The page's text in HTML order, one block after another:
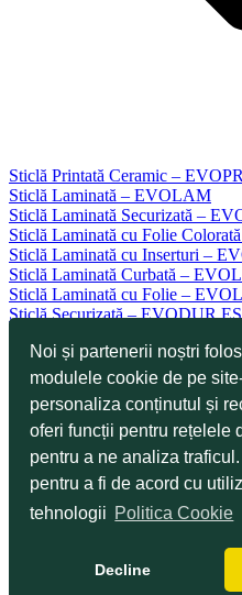
Noi și partenerii noștri
modulele cookie de pe
personaliza conținutul și
oferi funcții pentru rețelele
pentru a ne analiza
pentru a fi de acord cu
tehnologii Politica Cookie
Decline
Sticlă Printată Ceramic –
Sticlă Laminată – EVOLAM
Sticlă Laminată Securizată –
Sticlă Laminată cu Folie
Sticlă Laminată cu Inserturi –
Sticlă Laminată Curbată –
Sticlă Laminată cu Folie –
Sticlă Securizată – EVODUR
Sticlă Emailată Ceramic –
Sticlă Serigrafiată Ceramic –
Sticlă Antizgâriere – EVOTOP
Sticlă Autocurățare – Curățare
Sticlă Industrială EVOTECH
Sticlă pentru Aplicații TOUCH
Aplicații
Tehnologii
Servicii